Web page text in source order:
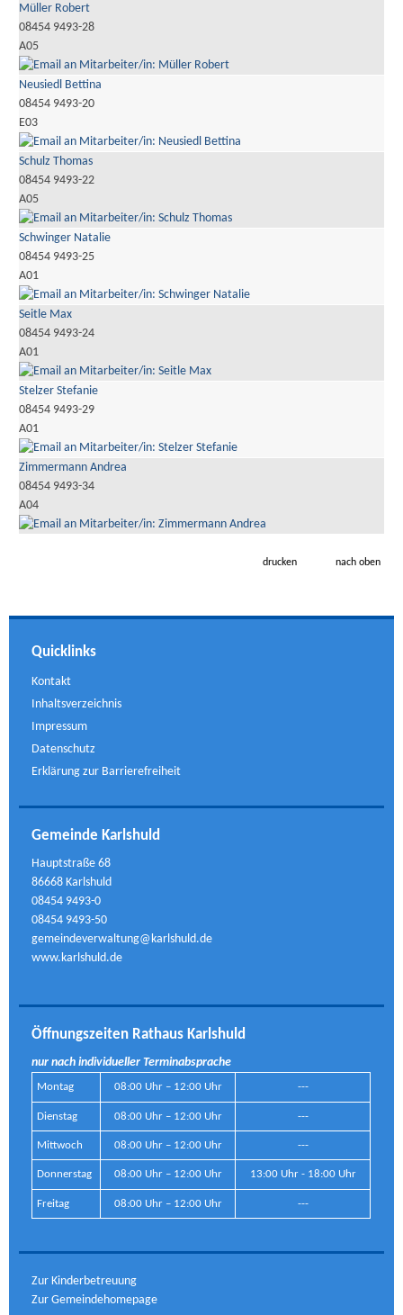
Müller Robert
08454 9493-28
A05
Neusiedl Bettina
08454 9493-20
E03
Schulz Thomas
08454 9493-22
A05
Schwinger Natalie
08454 9493-25
A01
Seitle Max
08454 9493-24
A01
Stelzer Stefanie
08454 9493-29
A01
Zimmermann Andrea
08454 9493-34
A04
drucken nach oben
Quicklinks
Kontakt
Inhaltsverzeichnis
Impressum
Datenschutz
Erklärung zur Barrierefreiheit
Gemeinde Karlshuld
Hauptstraße 68
86668 Karlshuld
08454 9493-0
08454 9493-50
gemeindeverwaltung@karlshuld.de
www.karlshuld.de
Öffnungszeiten Rathaus Karlshuld
nur nach individueller Terminabsprache
Montag 08:00 Uhr – 12:00 Uhr ---
Dienstag 08:00 Uhr – 12:00 Uhr ---
Mittwoch 08:00 Uhr – 12:00 Uhr ---
Donnerstag 08:00 Uhr – 12:00 Uhr 13:00 Uhr - 18:00 Uhr
Freitag 08:00 Uhr – 12:00 Uhr ---
Zur Kinderbetreuung
Zur Gemeindehomepage